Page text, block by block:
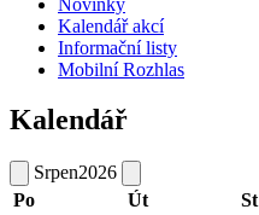
Kalendář akcí
Informační listy
Mobilní Rozhlas
Kalendář
Srpen2026
Po
Út St